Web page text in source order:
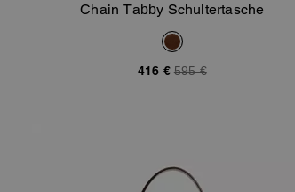
In Den Warenkorb
Chain Tabby Schultertasche
416 € 595 €